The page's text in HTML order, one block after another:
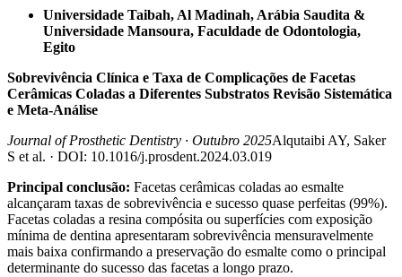
Universidade Taibah, Al Madinah, Arábia Saudita &
Universidade Mansoura, Faculdade de Odontologia,
Egito
Sobrevivência Clínica e Taxa de Complicações de Facetas
Cerâmicas Coladas a Diferentes Substratos Revisão Sistemática
e Meta-Análise
Journal of Prosthetic Dentistry · Outubro 2025Alqutaibi AY, Saker
S et al. · DOI: 10.1016/j.prosdent.2024.03.019
Principal conclusão: Facetas cerâmicas coladas ao esmalte
alcançaram taxas de sobrevivência e sucesso quase perfeitas (99%).
Facetas coladas a resina compósita ou superfícies com exposição
mínima de dentina apresentaram sobrevivência mensuravelmente
mais baixa confirmando a preservação do esmalte como o principal
determinante do sucesso das facetas a longo prazo.